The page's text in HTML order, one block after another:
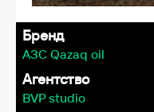
Бренд
АЗС Qazaq oil
Агентство
BVP studio